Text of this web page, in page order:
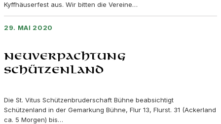
Kyffhäuserfest aus. Wir bitten die Vereine…
29. MAI 2020
Neuverpachtung
Schützenland
Die St. Vitus Schützenbruderschaft Bühne beabsichtigt
Schützenland in der Gemarkung Bühne, Flur 13, Flurst. 31 (Ackerland
ca. 5 Morgen) bis…